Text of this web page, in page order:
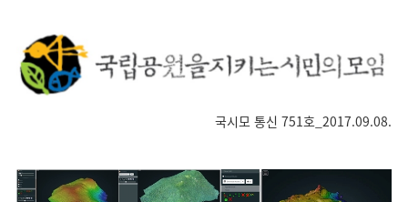
국시모 통신 751호_2017.09.08.